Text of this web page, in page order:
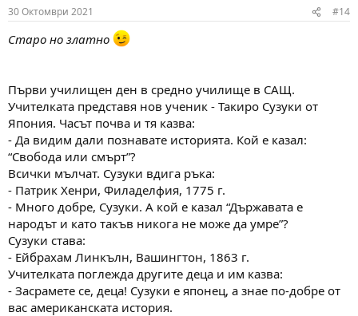
s
30 Октомври 2021 #14
Старо но златно
Първи училищен ден в средно училище в САЩ.
Учителката представя нов ученик - Такиро Сузуки от
Япония. Часът почва и тя казва:
- Да видим дали познавате историята. Кой е казал:
“Свобода или смърт”?
Всички мълчат. Сузуки вдига ръка:
- Патрик Хенри, Филаделфия, 1775 г.
- Много добре, Сузуки. А кой е казал “Държавата е
народът и като такъв никога не може да умре”?
Сузуки става:
- Ейбрахам Линкълн, Вашингтон, 1863 г.
Учителката поглежда другите деца и им казва:
- Засрамете се, деца! Сузуки е японец, а знае по-добре от
вас американската история.